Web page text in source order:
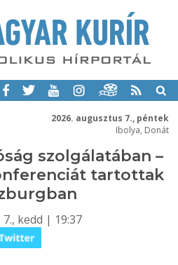
2026. augusztus 7., péntek
Ibolya, Donát
szolgálatában –
tartottak
kedd | 19:37